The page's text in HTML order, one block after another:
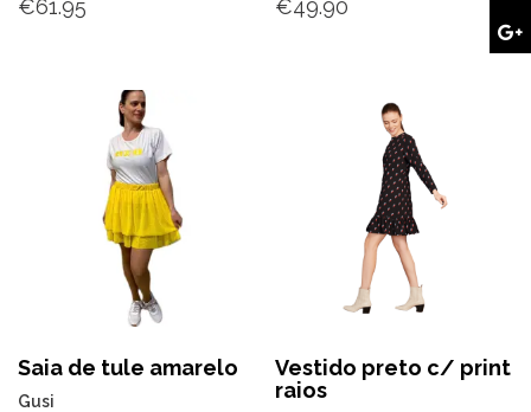
€61.95 €49.90
Saia de tule amarelo
Gusi
Vestido preto c/ print
raios